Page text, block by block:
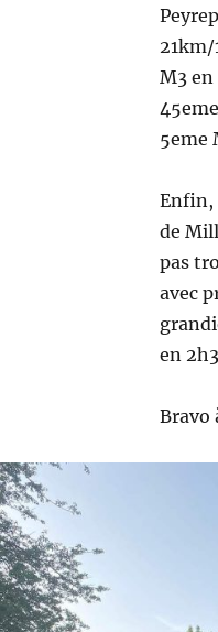
21km/
M3
5eme
Enfin,
de
pas
avec
en
Bravo